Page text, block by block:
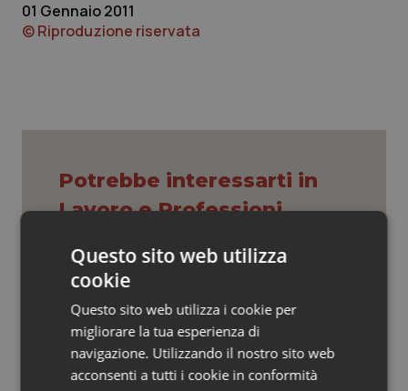
Veneto
Oncoematologia
Psoriasi & pelle
Quotidiano Cardiologia
Quotidiano Oncologia
Quotidiano Pediatria
Rene & patologie urogenitali
01 Gennaio 2011
© Riproduzione riservata
Potrebbe interessarti in
Lavoro e Professioni
Decreto PA. Aiop e Aris:
“Preoccupazione per la mancata
delle tariffe ospedaliere, così rinvio
rinnovo contratto sanità privata”
West Nile. Rete Izs: “Sorveglianza e
dati per evitare allarmismi. Italia
Questo sito web utilizza
cookie
Questo sito web utilizza i cookie per
migliorare la tua esperienza di
navigazione. Utilizzando il nostro sito web
acconsenti a tutti i cookie in conformità